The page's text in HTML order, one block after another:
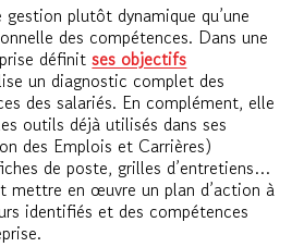
gestion plutôt dynamique qu’une
des compétences. Dans une
définitses objectifs
un diagnostic complet des
des salariés. En complément, elle
outils déjà utilisés dans ses
des Emplois et Carrières)
de poste, grilles d’entretiens…
mettre en œuvre un plan d’action à
identifiés et des compétences